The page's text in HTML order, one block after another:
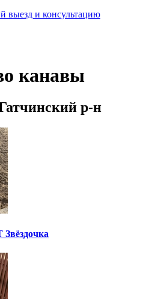
выезд и консультацию
канавы
р-н